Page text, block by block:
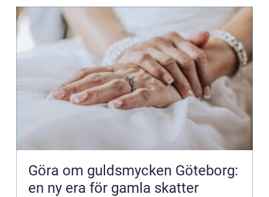
Göra om guldsmycken Göteborg:
en ny era för gamla skatter